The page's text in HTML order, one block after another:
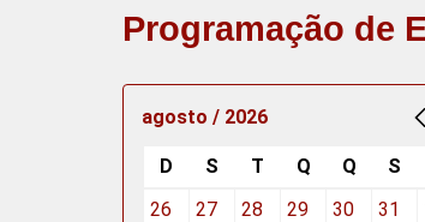
Programação de
agosto / 2026
D S T Q Q S
26
27 28 29 30 31